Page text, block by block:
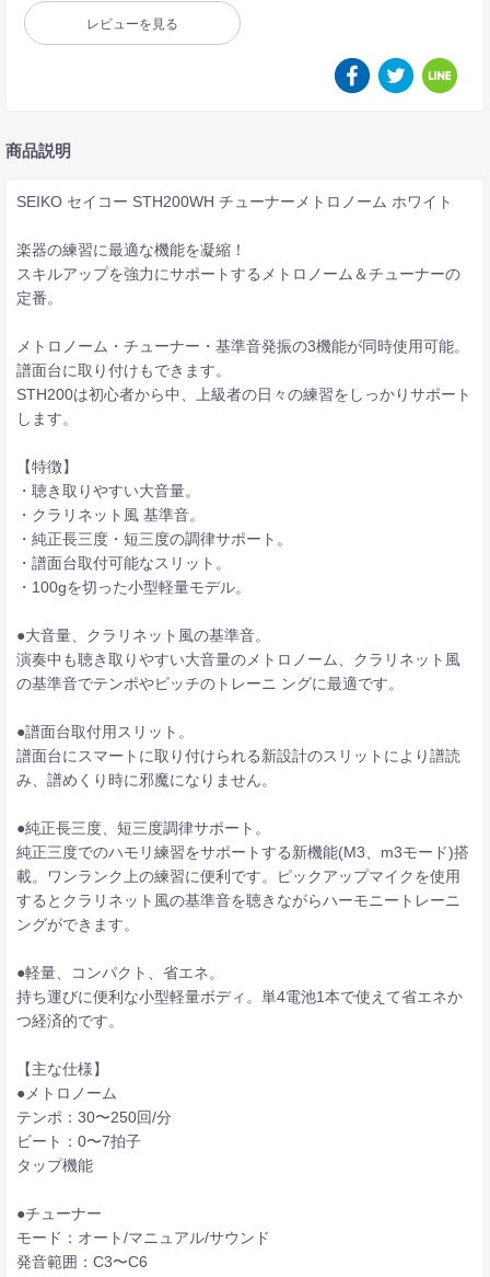
レビューを見る
商品説明
SEIKO セイコー STH200WH チューナーメトロノーム ホワイト
楽器の練習に最適な機能を凝縮！
スキルアップを強力にサポートするメトロノーム＆チューナーの
定番。
メトロノーム・チューナー・基準音発振の3機能が同時使用可能。
譜面台に取り付けもできます。
STH200は初心者から中、上級者の日々の練習をしっかりサポート
します。
【特徴】
・聴き取りやすい大音量。
・クラリネット風 基準音。
・純正長三度・短三度の調律サポート。
・譜面台取付可能なスリット。
・100gを切った小型軽量モデル。
●大音量、クラリネット風の基準音。
演奏中も聴き取りやすい大音量のメトロノーム、クラリネット風
の基準音でテンポやピッチのトレーニ ングに最適です。
●譜面台取付用スリット。
譜面台にスマートに取り付けられる新設計のスリットにより譜読
み、譜めくり時に邪魔になりません。
●純正長三度、短三度調律サポート。
純正三度でのハモリ練習をサポートする新機能(M3、m3モード)搭
載。ワンランク上の練習に便利です。ピックアップマイクを使用
するとクラリネット風の基準音を聴きながらハーモニートレーニ
ングができます。
●軽量、コンパクト、省エネ。
持ち運びに便利な小型軽量ボディ。単4電池1本で使えて省エネか
つ経済的です。
【主な仕様】
●メトロノーム
テンポ：30〜250回/分
ビート：0〜7拍子
タップ機能
●チューナー
モード：オート/マニュアル/サウンド
発音範囲：C3〜C6